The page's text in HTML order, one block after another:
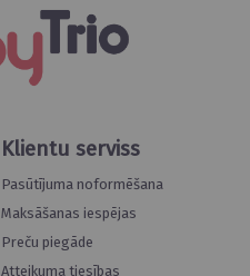
Klientu serviss
Pasūtījuma noformēšana
Maksāšanas iespējas
Preču piegāde
Atteikuma tiesības